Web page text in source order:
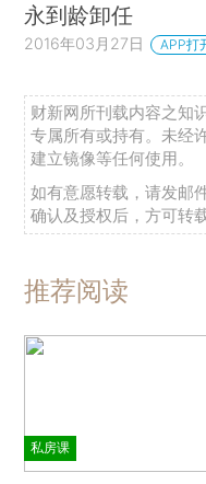
永到龄卸任
2016年03月27日 APP打
财新网所刊载内容之知
专属所有或持有。未经
建立镜像等任何使用。
如有意愿转载，请发邮
确认及授权后，方可转载
推荐阅读
私房课